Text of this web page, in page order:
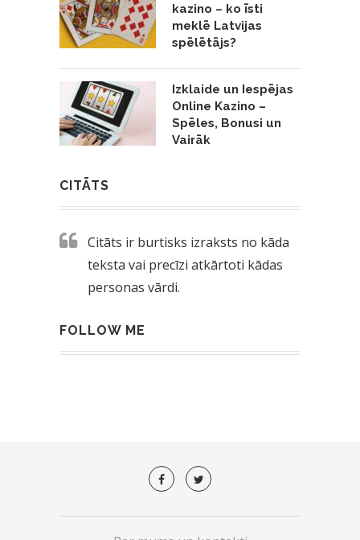
kazino – ko īsti
meklē Latvijas
spēlētājs?
Izklaide un Iespējas
Online Kazino –
Spēles, Bonusi un
Vairāk
CITĀTS
Citāts ir burtisks izraksts no kāda
teksta vai precīzi atkārtoti kādas
personas vārdi.
FOLLOW ME